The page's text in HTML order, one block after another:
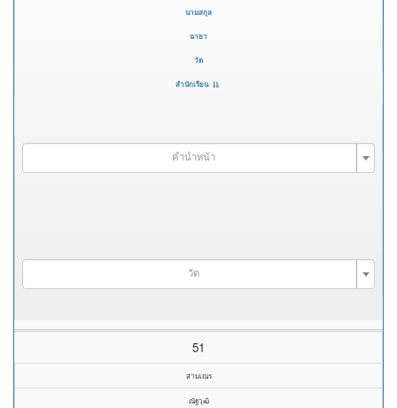
นามสกุล
ฉายา
วัด
สำนักเรียน
คำนำหน้า
วัด
51
สามเณร
ณัฐวุฒิ